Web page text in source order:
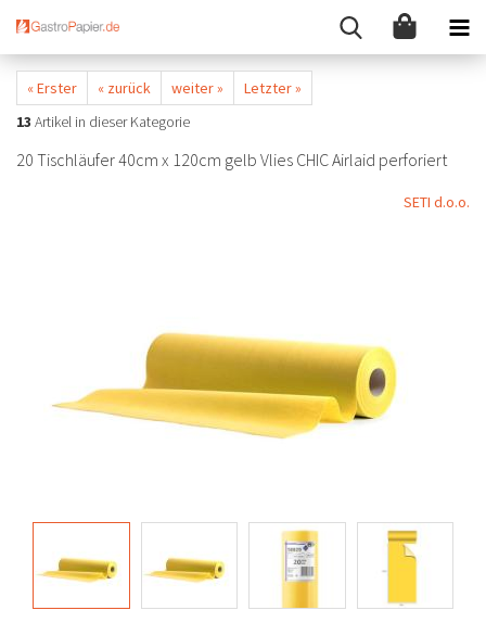
« Erster « zurück weiter »
Letzter »
13 Artikel in dieser Kategorie
20 Tischläufer 40cm x 120cm gelb Vlies CHIC Airlaid perforiert
SETI d.o.o.